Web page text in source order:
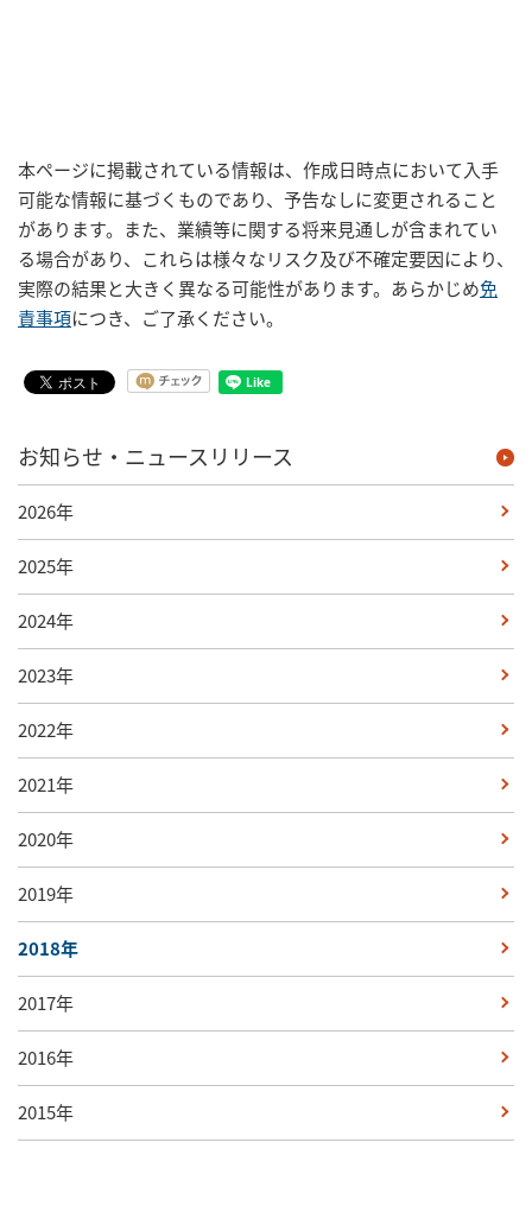
本ページに掲載されている情報は、作成日時点において入手
可能な情報に基づくものであり、予告なしに変更されること
があります。また、業績等に関する将来見通しが含まれてい
る場合があり、これらは様々なリスク及び不確定要因により、
実際の結果と大きく異なる可能性があります。あらかじめ免
責事項につき、ご了承ください。
お知らせ・ニュースリリース
2026年
2025年
2024年
2023年
2022年
2021年
2020年
2019年
2018年
2017年
2016年
2015年